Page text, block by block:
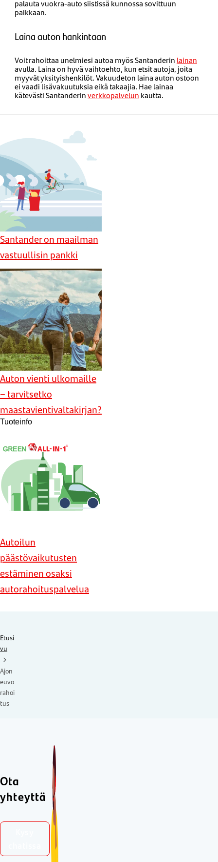
palauta vuokra-auto siistissä kunnossa sovittuun
paikkaan.
Laina auton hankintaan
Voit rahoittaa unelmiesi autoa myös Santanderin lainan
avulla. Laina on hyvä vaihtoehto, kun etsit autoja, joita
myyvät yksityishenkilöt. Vakuudeton laina auton ostoon
ei vaadi lisävakuutuksia eikä takaajia. Hae lainaa
kätevästi Santanderinverkkopalvelun kautta.
Santander on maailman
vastuullisin pankki
Auton vienti ulkomaille
– tarvitsetko
maastavientivaltakirjan?
Tuoteinfo
Autoilun
päästövaikutusten
estäminen osaksi
autorahoituspalvelua
Etusi
vu
Ajon
euvo
rahoi
tus
Ota
yhteyttä